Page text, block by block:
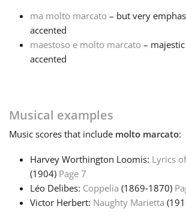
Français
Italiano
日本語
ma molto marcato – but very
accented
maestoso e molto marcato –
accented
Musical examples
Music scores that include molto marcato:
Harvey Worthington Loomis: Lyrics
(1904) Page 7
Léo Delibes: Coppelia (1869‑1870)
Victor Herbert: Naughty Marietta